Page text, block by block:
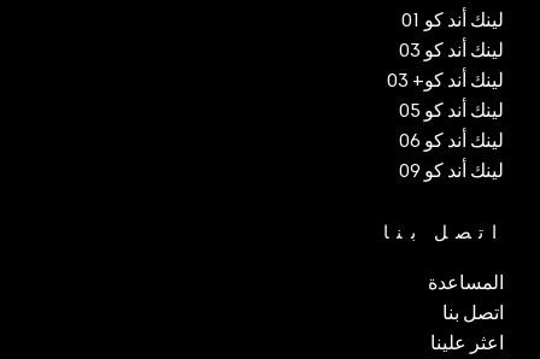
لينك أند كو 01
لينك أند كو 03
لينك أند كو+ 03
لينك أند كو 05
لينك أند كو 06
لينك أند كو 09
اتصل بنا
المساعدة
اتصل بنا
اعثر علينا